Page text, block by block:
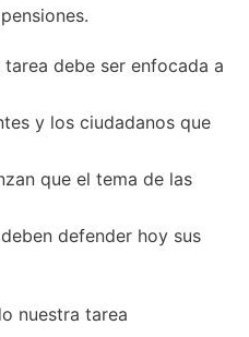
debe ser enfocada a
y los ciudadanos que
que el tema de las
defender hoy sus
nuestra tarea